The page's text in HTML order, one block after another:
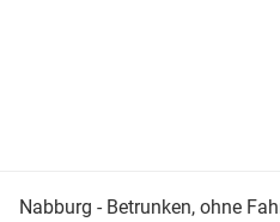
Nabburg - Betrunken, ohne